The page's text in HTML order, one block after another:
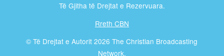
Të Gjitha të Drejtat e Rezervuara.
Rreth CBN
© Të Drejtat e Autorit 2026 The Christian Broadcasting
Network.